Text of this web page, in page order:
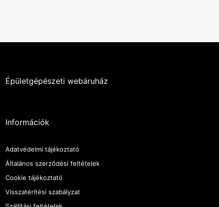
Épületgépészeti webáruház
Információk
Adatvédelmi tájékoztató
Általános szerződési feltételek
Cookie tájékoztató
Visszatérítési szabályzat